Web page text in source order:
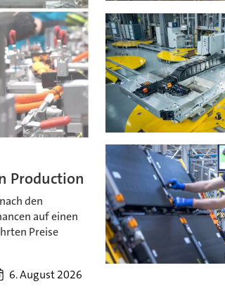
Production
den
auf einen
Preise
6. August 2026